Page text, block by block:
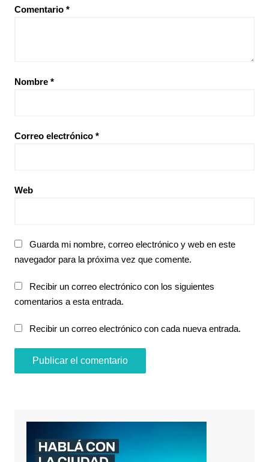
Comentario *
Nombre *
Correo electrónico *
Web
Guarda mi nombre, correo electrónico y web en este
navegador para la próxima vez que comente.
Recibir un correo electrónico con los siguientes
comentarios a esta entrada.
Recibir un correo electrónico con cada nueva entrada.